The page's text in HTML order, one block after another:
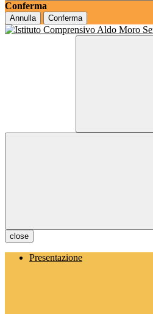
Conferma
Annulla Conferma
close
Presentazione